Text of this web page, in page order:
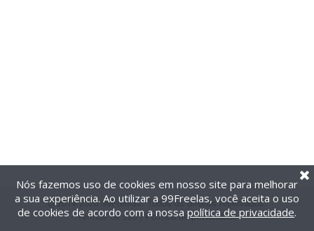
@2014-2026 99Freelas. Todos os direitos reservados.
Termos de uso| Política de privacidade
Nós fazemos uso de cookies em nosso site para melhorar
a sua experiência. Ao utilizar a 99Freelas, você aceita o uso
de cookies de acordo com a nossa política de privacidade.